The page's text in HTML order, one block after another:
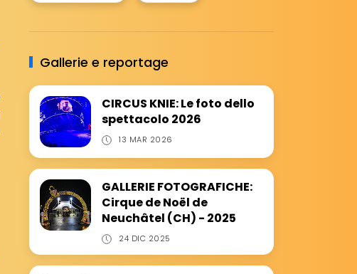
Gallerie e reportage
CIRCUS KNIE: Le foto dello
spettacolo 2026
13 MAR 2026
GALLERIE FOTOGRAFICHE:
Cirque de Noël de
Neuchâtel (CH) - 2025
24 DIC 2025